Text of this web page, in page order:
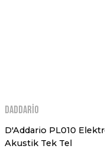
Daddario
D'Addario PL010
Akustik Tek Tel